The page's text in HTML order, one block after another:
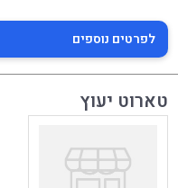
לפרטים נוספים
טארוט יעוץ